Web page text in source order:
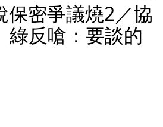
保密爭議燒2／協
反嗆：要談的